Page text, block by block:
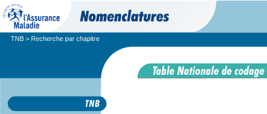
TNB > Recherche par chapitre